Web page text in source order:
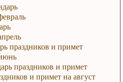
праздников и примет
праздников и примет
и примет на август